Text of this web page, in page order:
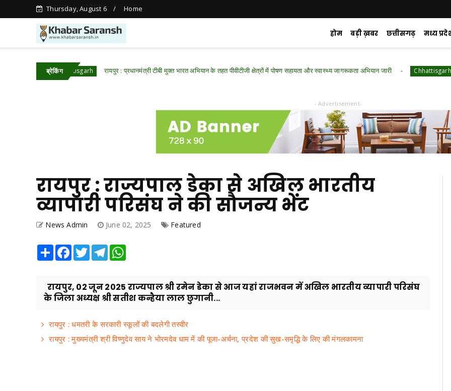
Thursday, August 6 Home
होम बड़ी ख़बर छत्तीसगढ़ मध्य
ब्रेकिंग
Chhattisgarh रायपुर : प्रधानमंत्री टीबी मुक्त भारत अभियान के तहत पीवीटीजी क्षेत्रों में पोषण सहायता और स्वास्थ्य जागरूकता अभियान जारी Chhattisgarh
- Advertisement-
रायपुर : राज्यपाल डेका से अखिल भारतीय
व्यापारी परिसंघ ने की सौजन्य भेंट
News Admin June 02, 2025 Featured
Share Facebook
TwitterTelegram
रायपुर, 02 जून 2025 राज्यपाल श्री रमेन डेका से आज यहां राजभवन में अखिल भारतीय व्यापारी परिसंघ
के जिला अध्यक्ष श्री सतीश कन्हैया लाल छुगानी...
रायपुर : धमतरी के सरकारी स्कूलों की बदलेगी तस्वीर
रायपुर : मुख्यमंत्री श्री विष्णुदेव साय ने भोरमदेव धाम में की पूजा-अर्चना, प्रदेश की सुख-समृद्धि के लिए की मंगलकामना